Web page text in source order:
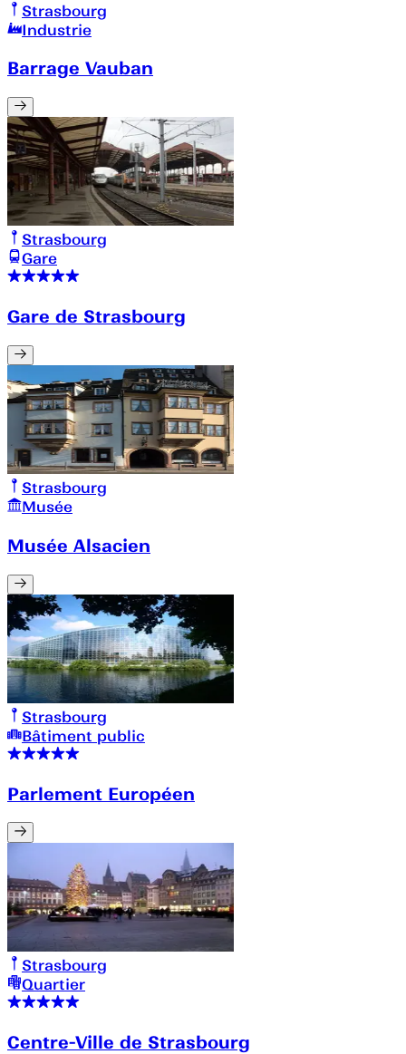
Strasbourg
Industrie
Barrage Vauban
Strasbourg
Gare
Gare de Strasbourg
Strasbourg
Musée
Musée Alsacien
Strasbourg
Bâtiment public
Parlement Européen
Strasbourg
Quartier
Centre-Ville de Strasbourg